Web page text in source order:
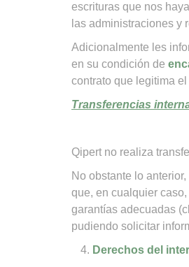
escrituras que nos
las administraciones y
Adicionalmente les
en su condición de
contrato que legitima
Transferencias
Qipert no realiza
No obstante lo
que, en cualquier
garantías adecuadas
pudiendo solicitar
Derechos del